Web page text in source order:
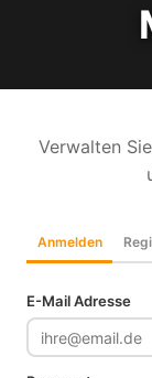
Verwalten
Anmelden
E-Mail Adresse